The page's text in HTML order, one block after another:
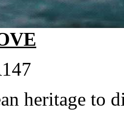
heritage to